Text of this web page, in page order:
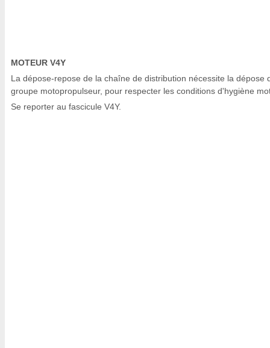
MOTEUR V4Y
La dépose-repose de la chaîne de distribution nécessite la dépose
groupe motopropulseur, pour respecter les conditions d'hygiène
Se reporter au fascicule V4Y.